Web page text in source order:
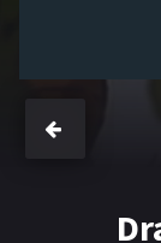
PELÍCULAS